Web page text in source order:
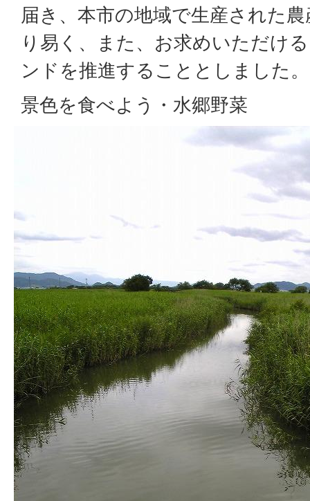
届き、本市の地域で生産された
り易く、また、お求めいただけ
ンドを推進することとしました。
景色を食べよう・水郷野菜